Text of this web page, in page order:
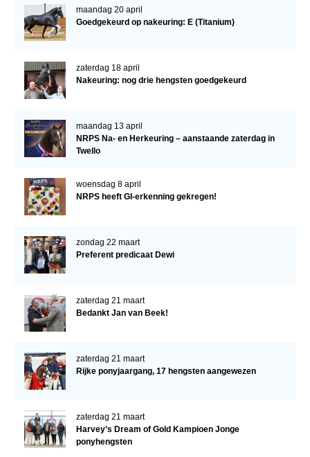
maandag 20 april
Goedgekeurd op nakeuring: E (Titanium)
zaterdag 18 april
Nakeuring: nog drie hengsten goedgekeurd
maandag 13 april
NRPS Na- en Herkeuring – aanstaande zaterdag in
Twello
woensdag 8 april
NRPS heeft GI-erkenning gekregen!
zondag 22 maart
Preferent predicaat Dewi
zaterdag 21 maart
Bedankt Jan van Beek!
zaterdag 21 maart
Rijke ponyjaargang, 17 hengsten aangewezen
zaterdag 21 maart
Harvey’s Dream of Gold Kampioen Jonge
ponyhengsten